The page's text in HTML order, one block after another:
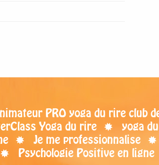
PRO yoga du rire club
Yoga du rire
yoga
Je me professionnalise
Psychologie Positive en ligne